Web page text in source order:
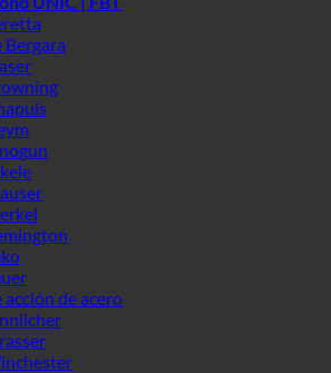
Bergara
acción de acero